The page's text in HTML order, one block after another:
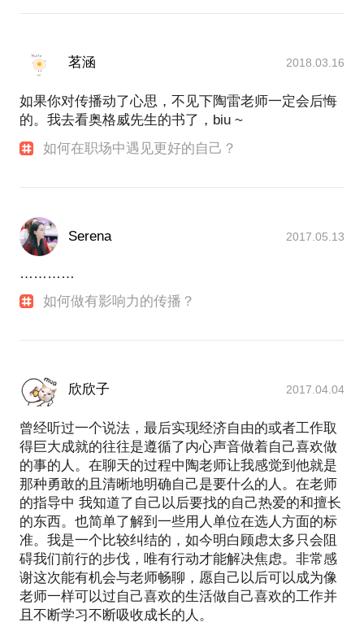
茗涵 2018.03.16
如果你对传播动了心思，不见下陶雷老师一定会后悔
的。我去看奥格威先生的书了，biu ~
如何在职场中遇见更好的自己？
Serena 2017.05.13
…………
如何做有影响力的传播？
欣欣子 2017.04.04
曾经听过一个说法，最后实现经济自由的或者工作取
得巨大成就的往往是遵循了内心声音做着自己喜欢做
的事的人。在聊天的过程中陶老师让我感觉到他就是
那种勇敢的且清晰地明确自己是要什么的人。在老师
的指导中 我知道了自己以后要找的自己热爱的和擅长
的东西。也简单了解到一些用人单位在选人方面的标
准。我是一个比较纠结的，如今明白顾虑太多只会阻
碍我们前行的步伐，唯有行动才能解决焦虑。非常感
谢这次能有机会与老师畅聊，愿自己以后可以成为像
老师一样可以过自己喜欢的生活做自己喜欢的工作并
且不断学习不断吸收成长的人。